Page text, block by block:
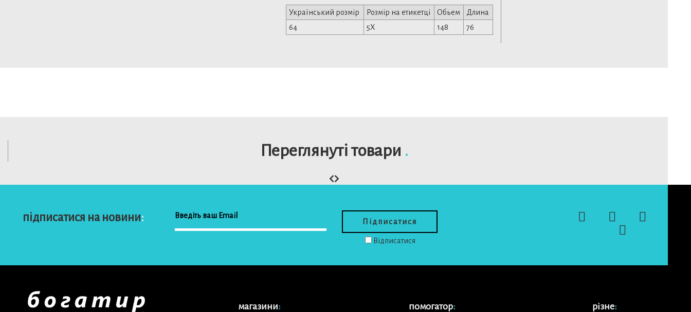
Український розмір Розмір на етикетці Обьем
Длина
64
5X 148 76
Переглянуті товари .
підписатися на новини:
Відписатися
магазини: помогатор: різне: